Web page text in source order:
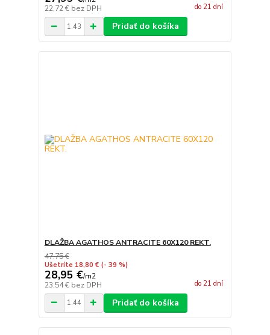
22,72 € bez DPH do 21 dní
Pridať do košíka
DLAŽBA AGATHOS ANTRACITE 60X120 REKT.
47,75 €
Ušetríte 18,80 € (- 39 %)
28,95 €/m2
23,54 € bez DPH do 21 dní
Pridať do košíka